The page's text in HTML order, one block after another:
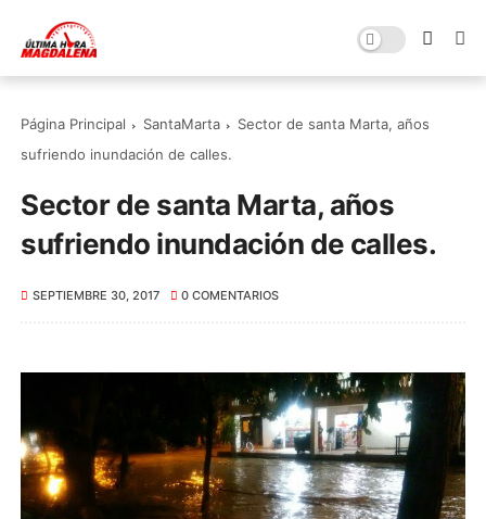
Página Principal SantaMarta
Sector de santa Marta, años
sufriendo inundación de calles.
Sector de santa Marta, años
sufriendo inundación de calles.
SEPTIEMBRE 30, 2017 0 COMENTARIOS